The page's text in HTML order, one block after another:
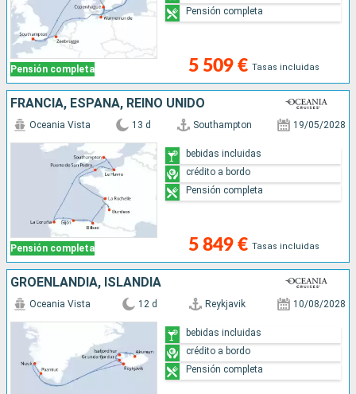
Pensión completa 5 509 € Tasas incluidas
Pensión completa
FRANCIA, ESPAÑA, REINO UNIDO
Pensión completa
Oceania Vista 13 d Southampton 19/05/2028
5 849 € Tasas incluidas
bebidas incluidas
crédito a bordo
Pensión completa
GROENLANDIA, ISLANDIA
Oceania Vista 12 d Reykjavik 10/08/2028
bebidas incluidas
crédito a bordo
Pensión completa